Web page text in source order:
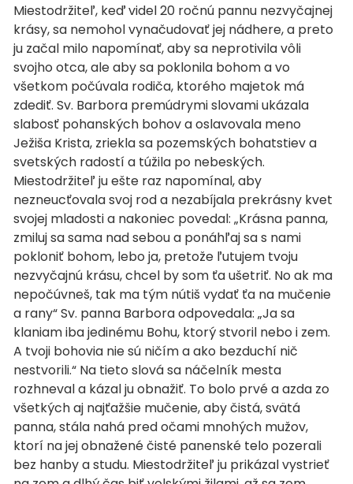
Miestodržiteľ, keď videl 20 ročnú pannu nezvyčajnej
krásy, sa nemohol vynačudovať jej nádhere, a preto
ju začal milo napomínať, aby sa neprotivila vôli
svojho otca, ale aby sa poklonila bohom a vo
všetkom počúvala rodiča, ktorého majetok má
zdediť. Sv. Barbora premúdrymi slovami ukázala
slabosť pohanských bohov a oslavovala meno
Ježiša Krista, zriekla sa pozemských bohatstiev a
svetských radostí a túžila po nebeských.
Miestodržiteľ ju ešte raz napomínal, aby
nezneucťovala svoj rod a nezabíjala prekrásny kvet
svojej mladosti a nakoniec povedal: „Krásna panna,
zmiluj sa sama nad sebou a ponáhľaj sa s nami
pokloniť bohom, lebo ja, pretože ľutujem tvoju
nezvyčajnú krásu, chcel by som ťa ušetriť. No ak ma
nepočúvneš, tak ma tým nútiš vydať ťa na mučenie
a rany“ Sv. panna Barbora odpovedala: „Ja sa
klaniam iba jedinému Bohu, ktorý stvoril nebo i zem.
A tvoji bohovia nie sú ničím a ako bezduchí nič
nestvorili.“ Na tieto slová sa náčelník mesta
rozhneval a kázal ju obnažiť. To bolo prvé a azda zo
všetkých aj najťažšie mučenie, aby čistá, svätá
panna, stála nahá pred očami mnohých mužov,
ktorí na jej obnažené čisté panenské telo pozerali
bez hanby a studu. Miestodržiteľ ju prikázal vystrieť